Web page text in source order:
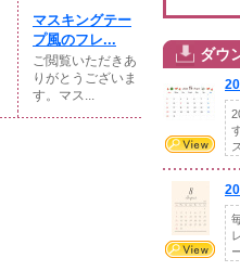
マスキングテー
プ風のフレ...
ご閲覧いただきあ
りがとうございま
す。マス...
ダウ